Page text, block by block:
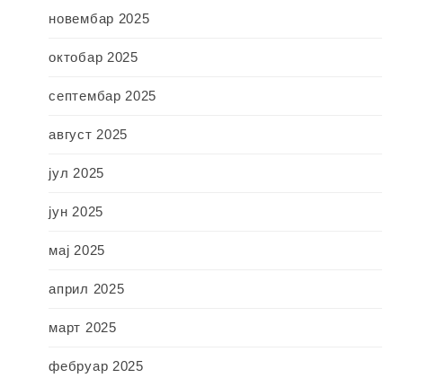
новембар 2025
октобар 2025
септембар 2025
август 2025
јул 2025
јун 2025
мај 2025
април 2025
март 2025
фебруар 2025